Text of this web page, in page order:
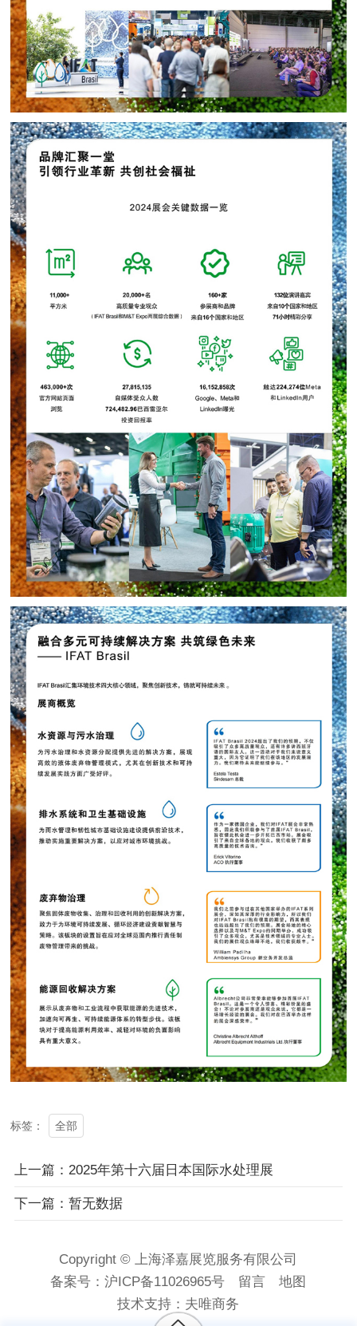
标签： 全部
上一篇：2025年第十六届日本国际水处理展
下一篇：暂无数据
Copyright © 上海泽嘉展览服务有限公司
备案号：沪ICP备11026965号 留言地图
技术支持： 夫唯商务